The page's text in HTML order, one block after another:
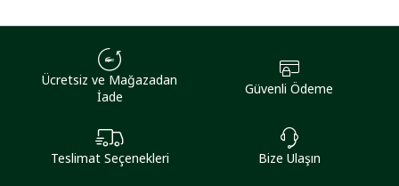
Ücretsiz ve Mağazadan
İade
Güvenli Ödeme
Teslimat Seçenekleri Bize Ulaşın